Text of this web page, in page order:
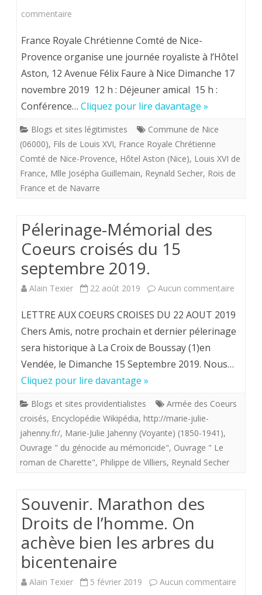
commentaire
le
Dauphin
Louis-
(1781-
1789),
fils
Louis
XVI
aîné
Louis
XVII.
Nice
17
novembre
2019.
France Royale Chrétienne Comté de Nice-
Provence organise une journée royaliste à l’Hôtel
Aston, 12 Avenue Félix Faure à Nice Dimanche 17
novembre 2019 12 h : Déjeuner amical 15 h :
Conférence… Cliquez pour lire davantage »
Blogs et sites légitimistes
Commune de Nice
(06000), Fils de Louis XVI, France Royale Chrétienne
Comté de Nice-Provence, Hôtel Aston (Nice), Louis XVI de
France, Mlle Josépha Guillemain, Reynald Secher, Rois de
France et de Navarre
Pélerinage-Mémorial des
Coeurs croisés du 15
septembre 2019.
Alain Texier 22 août 2019 Aucun commentaire
LETTRE AUX COEURS CROISES DU 22 AOUT 2019
Chers Amis, notre prochain et dernier pélerinage
sera historique à La Croix de Boussay (1)en
Vendée, le Dimanche 15 Septembre 2019. Nous…
Cliquez pour lire davantage »
Blogs et sites providentialistes
Armée des Coeurs
croisés, Encyclopédie Wikipédia, http://marie-julie-
jahenny.fr/, Marie-Julie Jahenny (Voyante) (1850-1941),
Ouvrage " du génocide au mémoricide", Ouvrage " Le
roman de Charette", Philippe de Villiers, Reynald Secher
Souvenir. Marathon des
Droits de l’homme. On
achève bien les arbres du
bicentenaire
Alain Texier 5 février 2019 Aucun commentaire